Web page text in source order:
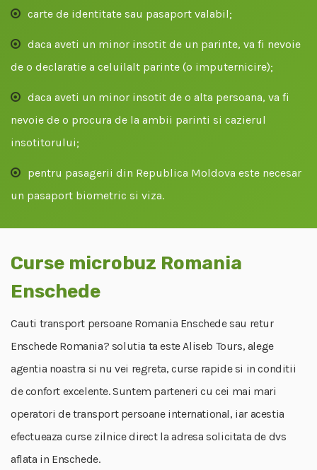
carte de identitate sau pasaport valabil;
daca aveti un minor insotit de un parinte, va fi nevoie
de o declaratie a celuilalt parinte (o imputernicire);
daca aveti un minor insotit de o alta persoana, va fi
nevoie de o procura de la ambii parinti si cazierul
insotitorului;
pentru pasagerii din Republica Moldova este necesar
un pasaport biometric si viza.
Curse microbuz Romania
Enschede
Cauti transport persoane Romania Enschede sau retur
Enschede Romania? solutia ta este Aliseb Tours, alege
agentia noastra si nu vei regreta, curse rapide si in conditii
de confort excelente. Suntem parteneri cu cei mai mari
operatori de transport persoane international, iar acestia
efectueaza curse zilnice direct la adresa solicitata de dvs
aflata in Enschede.